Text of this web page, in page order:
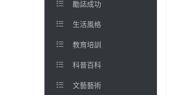
 勵誌成功
 生活風格
 教育培訓
 科普百科
 文藝藝術